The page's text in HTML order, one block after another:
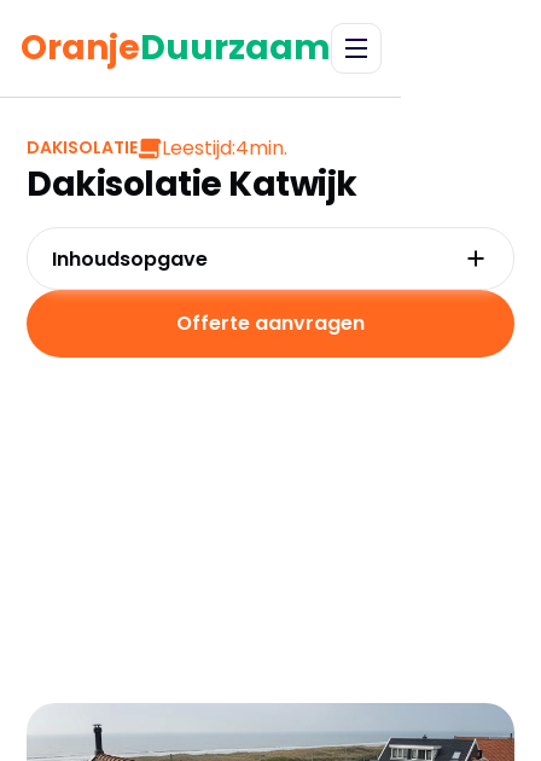
OranjeDuurzaam
DAKISOLATIE Leestijd:4min.
Dakisolatie Katwijk
Inhoudsopgave
Waarom kiezen voor dakisolatie in Katwijk?
Kosten en besparingen
Subsidies in Katwijk
Offerte aanvragen